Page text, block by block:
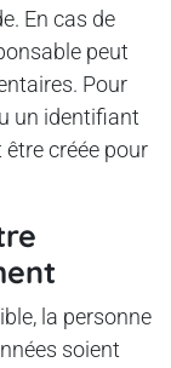
En cas de
peut
Pour
un identifiant
créée pour
la personne
soient